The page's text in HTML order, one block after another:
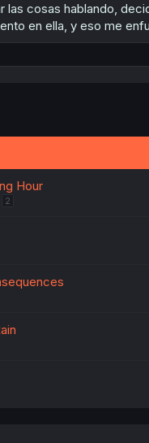
¿Matices? ¿Qué?
por completo cualquier
que todo de repente
las cosas hablando,
en ella, y eso me
Hour
2